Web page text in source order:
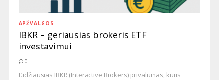
APŽVALGOS
IBKR – geriausias brokeris ETF
investavimui
0
Didžiausias IBKR (Interactive Brokers) privalumas, kuris